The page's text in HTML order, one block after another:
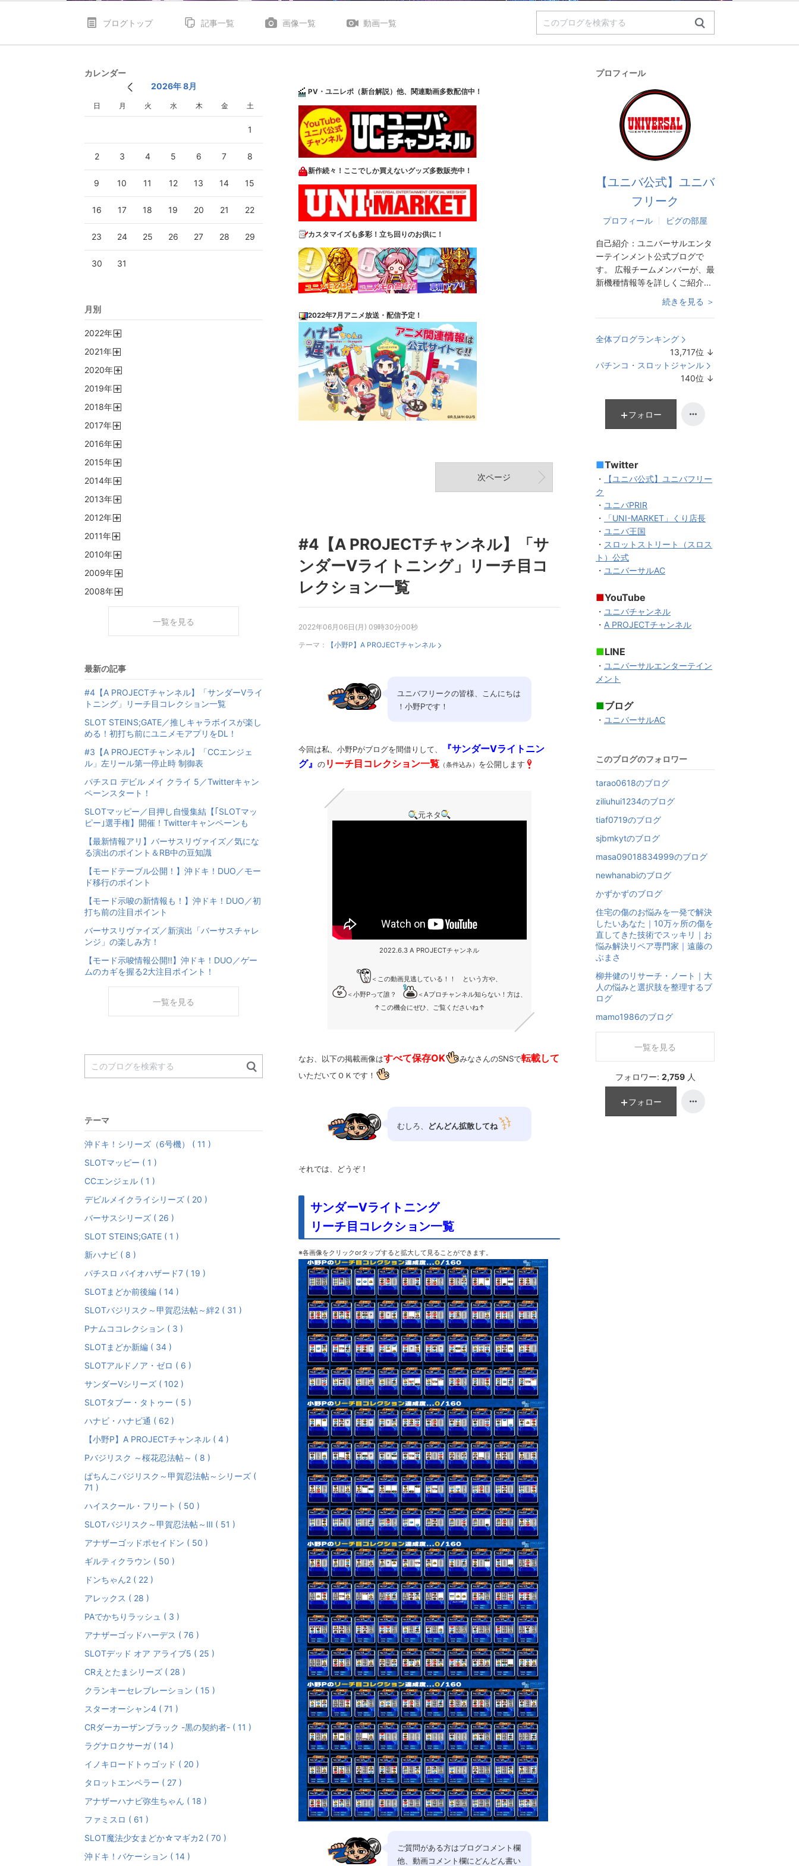
ブログトップ 記事一覧 画像一覧 動画一覧
PV・ユニレポ（新台解説）他、関連動画多数配信中！
新作続々！ここでしか買えないグッズ多数販売中！
カスタマイズも多彩！立ち回りのお供に！
2022年7月アニメ放送・配信予定！
次ページ
#4【A PROJECTチャンネル】「サ
ンダーVライトニング」リーチ目コ
レクション一覧
2022年06月06日(月) 09時30分00秒
テーマ：
【小野P】A PROJECTチャンネル
ユニバフリークの皆様、こんにちは
！小野Pです！
今回は私、小野Pがブログを間借りして、
『サンダーVライトニン
グ』 のリーチ目コレクション一覧 （条件込み） を公開します
元ネタ
2022.6.3 A PROJECTチャンネル
＜この動画見逃している！！ という方や、
＜小野Pって誰？
＜Aプロチャンネル知らない！方は、
↑この機会にぜひ、ご覧くださいね↑
なお、以下の掲載画像はすべて保存OK みなさんのSNSで転載して
いただいてＯＫです！
むしろ、 どんどん拡散してね
それでは、どうぞ！
サンダーVライトニング
リーチ目コレクション一覧
※各画像をクリックorタップすると拡大して見ることができます。
ご質問がある方はブログコメント欄
他、動画コメント欄にどんどん書い
カレンダー
2026年 8月
日 月 火 水 木 金 土
1
2 3 4 5 6 7 8
9 10 11 12 13 14 15
16 17 18 19 20 21 22
23 24 25 26 27 28 29
30 31
月別
2022年
2021年
2020年
2019年
2018年
2017年
2016年
2015年
2014年
2013年
2012年
2011年
2010年
2009年
2008年
一覧を見る
最新の記事
#4【A PROJECTチャンネル】「サンダーVライ
トニング」リーチ目コレクション一覧
SLOT STEINS;GATE／推しキャラボイスが楽し
める！初打ち前にユニメモアプリをDL！
#3【A PROJECTチャンネル】「CCエンジェ
ル」左リール第一停止時 制御表
パチスロ デビル メイ クライ 5／Twitterキャン
ペーンスタート！
SLOTマッピー／目押し自慢集結【｢SLOTマッ
ピー｣選手権】開催！Twitterキャンペーンも
【最新情報アリ】バーサスリヴァイズ／気にな
る演出のポイント＆RB中の豆知識
【モードテーブル公開！】沖ドキ！DUO／モー
ド移行のポイント
【モード示唆の新情報も！】沖ドキ！DUO／初
打ち前の注目ポイント
バーサスリヴァイズ／新演出「バーサスチャレ
ンジ」の楽しみ方！
【モード示唆情報公開!!】沖ドキ！DUO／ゲー
ムのカギを握る2大注目ポイント！
一覧を見る
テーマ
沖ドキ！シリーズ（6号機） ( 11 )
SLOTマッピー ( 1 )
CCエンジェル ( 1 )
デビルメイクライシリーズ ( 20 )
バーサスシリーズ ( 26 )
SLOT STEINS;GATE ( 1 )
新ハナビ ( 8 )
パチスロ バイオハザード7 ( 19 )
SLOTまどか前後編 ( 14 )
SLOTバジリスク～甲賀忍法帖～絆2 ( 31 )
Pナムココレクション ( 3 )
SLOTまどか新編 ( 34 )
SLOTアルドノア・ゼロ ( 6 )
サンダーVシリーズ ( 102 )
SLOTタブー・タトゥー ( 5 )
ハナビ・ハナビ通 ( 62 )
【小野P】A PROJECTチャンネル ( 4 )
Pバジリスク ～桜花忍法帖～ ( 8 )
ぱちんこバジリスク～甲賀忍法帖～シリーズ (
71 )
ハイスクール・フリート ( 50 )
SLOTバジリスク～甲賀忍法帖～Ⅲ ( 51 )
アナザーゴッドポセイドン ( 50 )
ギルティクラウン ( 50 )
ドンちゃん2 ( 22 )
アレックス ( 28 )
PAでかちりラッシュ ( 3 )
アナザーゴッドハーデス ( 76 )
SLOTデッド オア アライブ5 ( 25 )
CRえとたまシリーズ ( 28 )
クランキーセレブレーション ( 15 )
スターオーシャン4 ( 71 )
CRダーカーザンブラック -黒の契約者- ( 11 )
ラグナロクサーガ ( 14 )
イノキロードトゥゴッド ( 20 )
タロットエンペラー ( 27 )
アナザーハナビ弥生ちゃん ( 18 )
ファミスロ ( 61 )
SLOT魔法少女まどか☆マギカ2 ( 70 )
沖ドキ！バケーション ( 14 )
プロフィール
【ユニバ公式】ユニバ
フリーク
プロフィール ピグの部屋
自己紹介： ユニバーサルエンタ
ーテインメント公式ブログで
す。 広報チームメンバーが、最
新機種情報等を詳しくご紹介...
続きを見る ＞
全体ブログランキング
13,717位 ↓
パチンコ・スロットジャンル
140位 ↓
フォロー
■Twitter
・
【ユニバ公式】ユニバフリー
ク
・ ユニバPRIR
・
「UNI-MARKET」くり店長
・ ユニバ王国
・ スロットストリート（スロス
ト）公式
・ ユニバーサルAC
■YouTube
・ ユニバチャンネル
・ A PROJECTチャンネル
■LINE
・ ユニバーサルエンターテイン
メント
■ブログ
・ ユニバーサルAC
このブログのフォロワー
tarao0618のブログ
ziliuhui1234のブログ
tiaf0719のブログ
sjbmkytのブログ
masa09018834999のブログ
newhanabiのブログ
かずかずのブログ
住宅の傷のお悩みを一発で解決
したいあなた｜10万ヶ所の傷を
直してきた技術でスッキリ｜お
悩み解決リペア専門家｜遠藤の
ぶまさ
柳井健のリサーチ・ノート｜大
人の悩みと選択肢を整理するブ
ログ
mamo1986のブログ
一覧を見る
フォロワー: 2,759 人
フォロー